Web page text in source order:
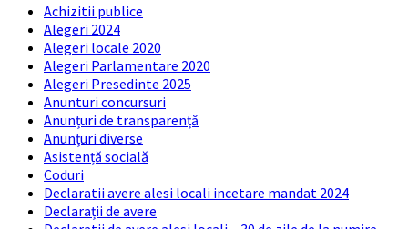
Achizitii publice
Alegeri 2024
Alegeri locale 2020
Alegeri Parlamentare 2020
Alegeri Presedinte 2025
Anunturi concursuri
Anunțuri de transparență
Anunțuri diverse
Asistență socială
Coduri
Declaratii avere alesi locali incetare mandat 2024
Declarații de avere